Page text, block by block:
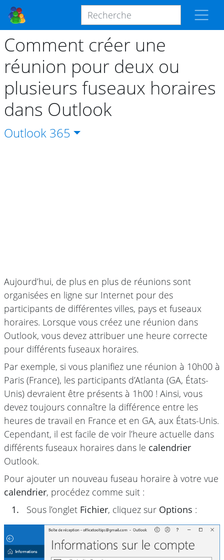
Comment créer une
réunion pour deux ou
plusieurs fuseaux horaires
dans Outlook
Outlook 365
Aujourd’hui, de plus en plus de réunions sont
organisées en ligne sur Internet pour des
participants de différentes villes, pays et fuseaux
horaires. Lorsque vous créez une réunion dans
Outlook, vous devez attribuer une heure correcte
pour différents fuseaux horaires.
Par exemple, si vous planifiez une réunion à 10h00 à
Paris (France), les participants d’Atlanta (GA, États-
Unis) devraient être présents à 1h00 ! Ainsi, vous
devez toujours connaître la différence entre les
heures de travail en France et en GA, aux États-Unis.
Cependant, il est facile de voir l’heure actuelle dans
différents fuseaux horaires dans le calendrier
Outlook.
Pour ajouter un nouveau fuseau horaire à votre vue
calendrier, procédez comme suit :
1.
Sous l’onglet Fichier, cliquez sur Options :